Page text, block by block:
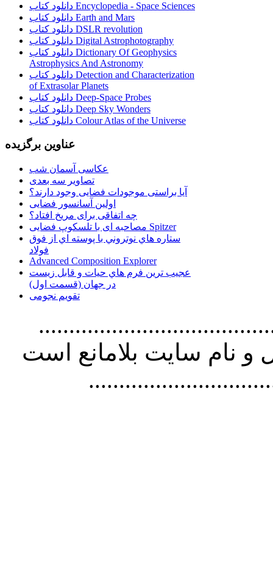
دانلود کتاب Encyclopedia - Space Sciences
دانلود کتاب Earth and Mars
دانلود کتاب DSLR revolution
دانلود کتاب Digital Astrophotography
دانلود کتاب Dictionary Of Geophysics
Astrophysics And Astronomy
دانلود کتاب Detection and Characterization
of Extrasolar Planets
دانلود کتاب Deep-Space Probes
دانلود کتاب Deep Sky Wonders
دانلود کتاب Colour Atlas of the Universe
عناوین برگزیده
عکاسی آسمان شب
تصاویر سه بعدی
آیا براستی موجودات فضایی وجود دارند؟
اولین آسانسور فضایی
چه اتفاقی برای مریخ افتاد؟
مصاحبه ای با تلسکوپ فضایی Spitzer
ستاره هاي نوتروني با پوسته اي از فوق
فولاد
Advanced Composition Explorer
عجیب ترین فرم هاي حيات و قابل زيست
در جهان (قسمت اول)
تقویم نجومی
استفاده از
نام سايت بلامانع است